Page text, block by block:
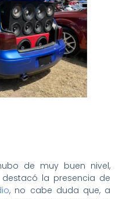
de muy buen nivel,
la presencia de
, no cabe duda que, a